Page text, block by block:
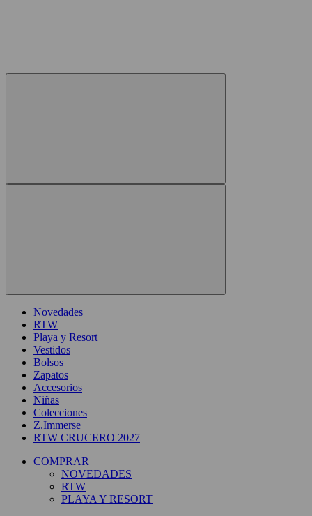
Novedades
RTW
Playa y Resort
Vestidos
Bolsos
Zapatos
Accesorios
Niñas
Colecciones
Z.Immerse
RTW CRUCERO 2027
COMPRAR
NOVEDADES
RTW
PLAYA Y RESORT